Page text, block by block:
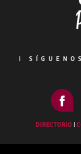
|
DIRECTORIO |